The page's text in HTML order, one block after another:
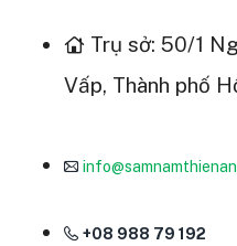
Trụ sở: 50/1
Vấp, Thành phố
+08 988 79 192